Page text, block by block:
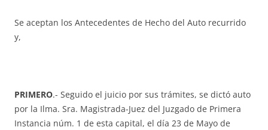
Se aceptan los Antecedentes de Hecho del Auto recurrido
y,
PRIMERO.- Seguido el juicio por sus trámites, se dictó auto
por la Ilma. Sra. Magistrada-Juez del Juzgado de Primera
Instancia núm. 1 de esta capital, el día 23 de Mayo de